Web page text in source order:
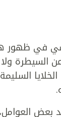
في ظهور
السيطرة
بعض